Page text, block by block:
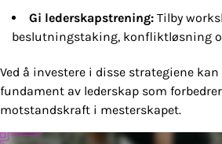
Gi lederskapstrening: Tilby
beslutningstaking, konfliktløsning
Ved å investere i disse strategiene
fundament av lederskap som
motstandskraft i mesterskapet.